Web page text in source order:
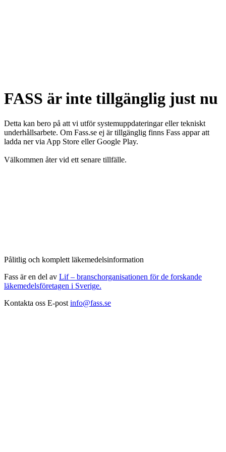
FASS är inte tillgänglig just nu
Detta kan bero på att vi utför systemuppdateringar eller tekniskt
underhållsarbete. Om Fass.se ej är tillgänglig finns Fass appar att
ladda ner via App Store eller Google Play.
Välkommen åter vid ett senare tillfälle.
Pålitlig och komplett läkemedelsinformation
Fass är en del av Lif – branschorganisationen för de forskande
läkemedelsföretagen i Sverige.
Kontakta oss E-post info@fass.se